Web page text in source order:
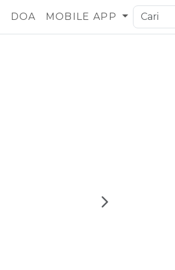
DOA MOBILE APP